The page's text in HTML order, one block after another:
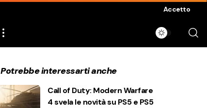
Accetto
Potrebbe interessarti anche
Call of Duty: Modern Warfare
4 svela le novità su PS5 e PS5